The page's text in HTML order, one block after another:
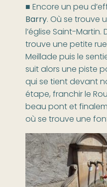
■ Encore un peu
Barry. Où se trouve
l’église Saint-Martin.
trouve une petite
Meillade puis le
suit alors une piste
qui se tient devant
étape, franchir le
beau pont et
où se trouve une